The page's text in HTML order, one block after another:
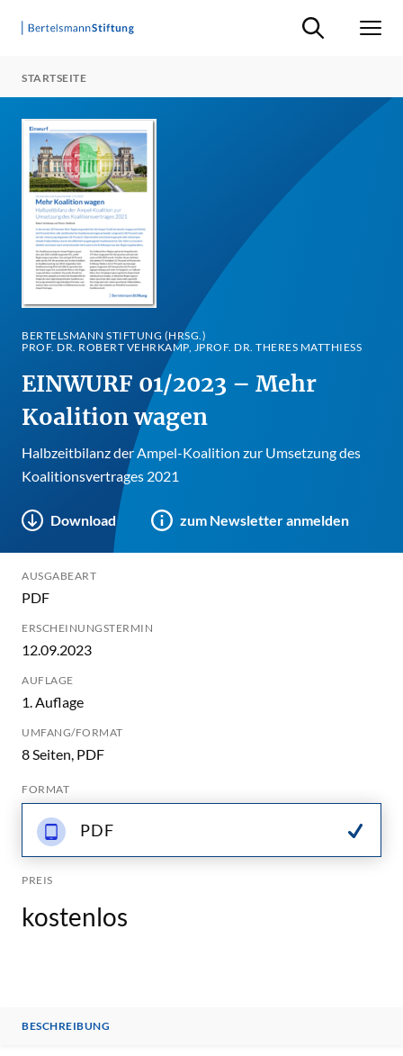
Suche ein-/
STARTSEITE
BERTELSMANN STIFTUNG (HRSG.)
PROF. DR. ROBERT VEHRKAMP, JPROF. DR. THERES MATTHIESS
EINWURF 01/2023 – Mehr
Koalition wagen
Halbzeitbilanz der Ampel-Koalition zur Umsetzung des
Koalitionsvertrages 2021
Download zum Newsletter anmelden
AUSGABEART
PDF
ERSCHEINUNGSTERMIN
12.09.2023
AUFLAGE
1. Auflage
UMFANG/FORMAT
8 Seiten, PDF
FORMAT
PDF
PREIS
kostenlos
BESCHREIBUNG